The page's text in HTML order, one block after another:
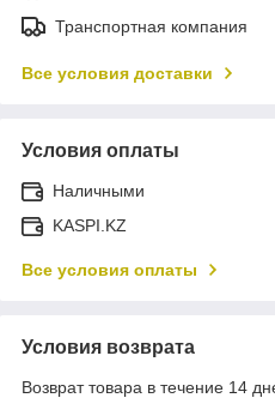
Транспортная компания
Все условия доставки
Условия оплаты
Наличными
KASPI.KZ
Все условия оплаты
Условия возврата
Возврат товара в течение 14